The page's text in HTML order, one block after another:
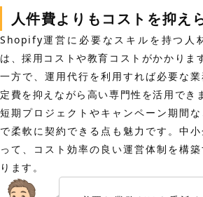
人件費よりもコストを抑え
Shopify運営に必要なスキルを持つ人
は、採用コストや教育コストがかかりま
一方で、運用代行を利用すれば必要な
定費を抑えながら高い専門性を活用でき
短期プロジェクトやキャンペーン期間
で柔軟に契約できる点も魅力です。中
って、コスト効率の良い運営体制を構
ります。